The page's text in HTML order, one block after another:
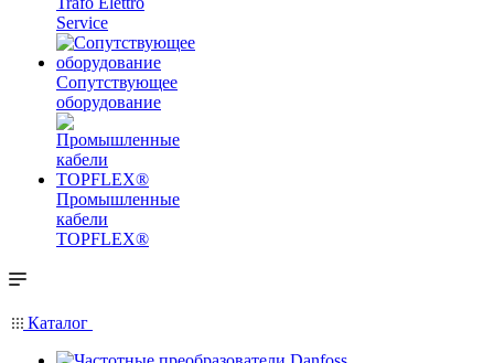
Service
Сопутствующее
оборудование
Промышленные
кабели
TOPFLEX®
Каталог